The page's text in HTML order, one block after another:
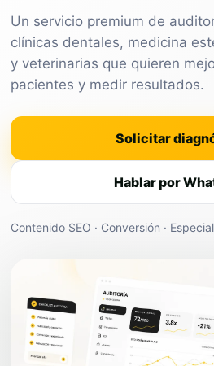
Un servicio premium de
clínicas dentales, medicina
y veterinarias que quieren
pacientes y medir resultados.
Solicitar
Hablar por
Contenido SEO · Conversión ·